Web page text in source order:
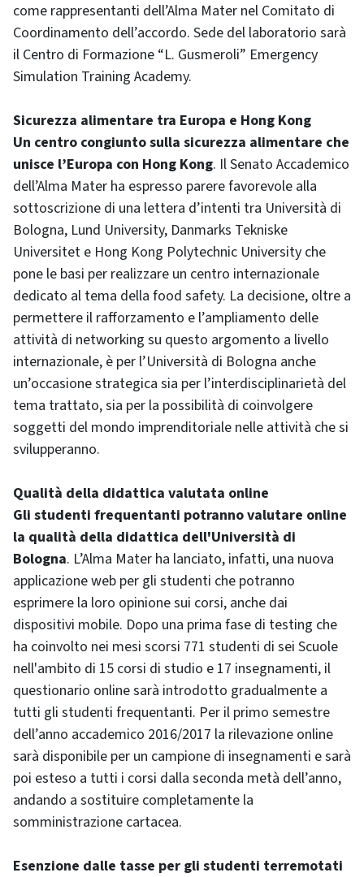
come rappresentanti dell’Alma Mater nel Comitato di
Coordinamento dell’accordo. Sede del laboratorio sarà
il Centro di Formazione “L. Gusmeroli” Emergency
Simulation Training Academy.
Sicurezza alimentare tra Europa e Hong Kong
Un centro congiunto sulla sicurezza alimentare che
unisce l’Europa con Hong Kong. Il Senato Accademico
dell’Alma Mater ha espresso parere favorevole alla
sottoscrizione di una lettera d’intenti tra Università di
Bologna, Lund University, Danmarks Tekniske
Universitet e Hong Kong Polytechnic University che
pone le basi per realizzare un centro internazionale
dedicato al tema della food safety. La decisione, oltre a
permettere il rafforzamento e l’ampliamento delle
attività di networking su questo argomento a livello
internazionale, è per l’Università di Bologna anche
un’occasione strategica sia per l’interdisciplinarietà del
tema trattato, sia per la possibilità di coinvolgere
soggetti del mondo imprenditoriale nelle attività che si
svilupperanno.
Qualità della didattica valutata online
Gli studenti frequentanti potranno valutare online
la qualità della didattica dell'Università di
Bologna. L’Alma Mater ha lanciato, infatti, una nuova
applicazione web per gli studenti che potranno
esprimere la loro opinione sui corsi, anche dai
dispositivi mobile. Dopo una prima fase di testing che
ha coinvolto nei mesi scorsi 771 studenti di sei Scuole
nell'ambito di 15 corsi di studio e 17 insegnamenti, il
questionario online sarà introdotto gradualmente a
tutti gli studenti frequentanti. Per il primo semestre
dell’anno accademico 2016/2017 la rilevazione online
sarà disponibile per un campione di insegnamenti e sarà
poi esteso a tutti i corsi dalla seconda metà dell’anno,
andando a sostituire completamente la
somministrazione cartacea.
Esenzione dalle tasse per gli studenti terremotati